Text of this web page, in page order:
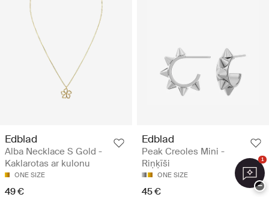
Edblad
Alba Necklace S Gold -
Kaklarotas ar kulonu
ONE SIZE
49 €
Edblad
Peak Creoles Mini -
Riņķīši
ONE SIZE
45 €
1
−